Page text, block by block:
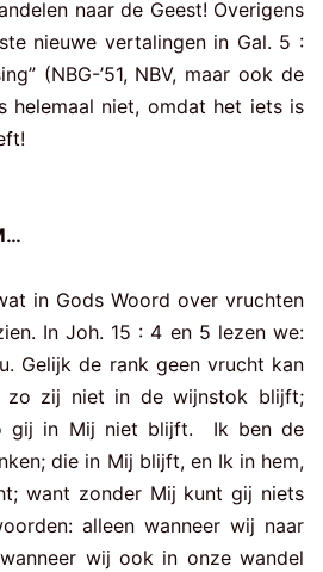
naar de Geest! Overigens
nieuwe vertalingen in Gal. 5 :
(NBG-’51, NBV, maar ook de
helemaal niet, omdat het iets is
in Gods Woord over vruchten
In Joh. 15 : 4 en 5 lezen we:
Gelijk de rank geen vrucht kan
zo zij niet in de wijnstok blijft;
gij in Mij niet blijft. Ik ben de
die in Mij blijft, en Ik in hem,
want zonder Mij kunt gij niets
alleen wanneer wij naar
wij ook in onze wandel